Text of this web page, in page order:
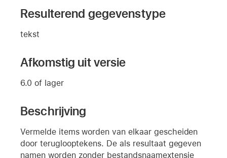
Resulterend gegevenstype
tekst
Afkomstig uit versie
6.0 of lager
Beschrijving
Vermelde items worden van elkaar gescheiden
door teruglooptekens. De als resultaat gegeven
namen worden zonder bestandsnaamextensie